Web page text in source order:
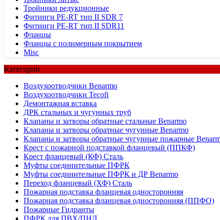
Тройники редукционные
Фитинги PE-RT тип II SDR 7
Фитинги PE-RT тип II SDR11
Фланцы
Фланцы с полимерным покрытием
Misc
Категории
Воздухоотводчики Benarmo
Воздухоотводчики Tecofi
Демонтажная вставка
ДРК стальных и чугунных труб
Клапаны и затворы обратные стальные Benarmo
Клапаны и затворы обратные чугунные Benarmo
Клапаны и затворы обратные чугунные пожарные
Крест с пожарной подставкой фланцевый (ППКФ)
Крест фланцевый (КФ) Сталь
Муфты соединительные ПФРК
Муфты соединительные ПФРК и ДР Benarmo
Переход фланцевый (ХФ) Сталь
Пожарная подставка фланцевая односторонняя
Пожарная подставка фланцевая односторонняя (ППФО)
Пожарные Гидранты
ПФРК для ПВХ/ПНД